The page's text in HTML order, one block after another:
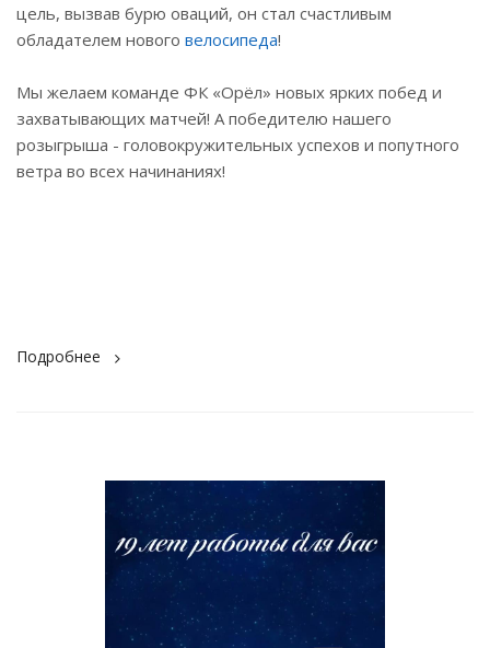
цель, вызвав бурю оваций, он стал счастливым
обладателем нового велосипеда!
Мы желаем команде ФК «Орёл» новых ярких побед и
захватывающих матчей! А победителю нашего
розыгрыша - головокружительных успехов и попутного
ветра во всех начинаниях!
Подробнее